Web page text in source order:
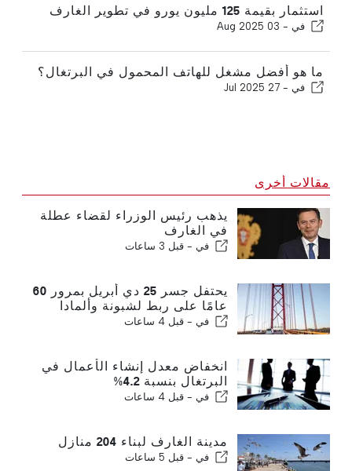
استثمار بقيمة 125 مليون يورو في تطوير الغارف
في - 03 Aug 2025
ما هو أفضل مشغل للهاتف المحمول في البرتغال؟
في - 27 Jul 2025
مقالات أخرى
يذهب رئيس الوزراء لقضاء عطلة
في الغارف
في - قبل 3 ساعات
يحتفل جسر 25 دي أبريل بمرور 60
عامًا على ربط لشبونة وألمادا
في - قبل 4 ساعات
انخفاض معدل إنشاء الأعمال في
البرتغال بنسبة 4.2%
في - قبل 4 ساعات
مدينة الغارف لبناء 204 منازل
في - قبل 5 ساعات